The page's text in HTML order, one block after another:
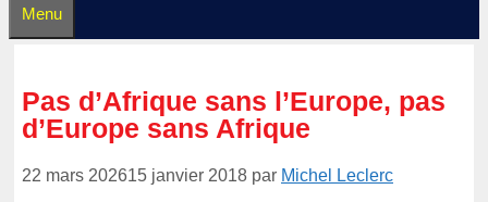
Menu
Pas d’Afrique sans l’Europe, pas
d’Europe sans Afrique
22 mars 202615 janvier 2018 par Michel Leclerc